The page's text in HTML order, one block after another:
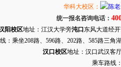
华科大校区：
统一报名咨询电话：
阳校区地址：江汉大学旁沌口 东风大道经
：乘坐208路、596路、202路、585路三
汉口校区地址：汉口武汉客
乘车路线